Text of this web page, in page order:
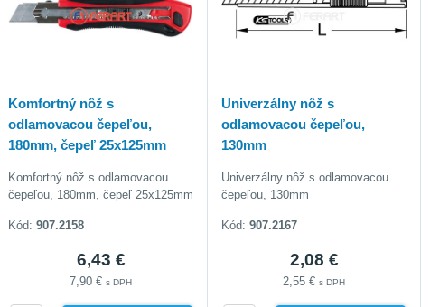
Komfortný nôž s
odlamovacou čepeľou,
180mm, čepeľ 25x125mm
Komfortný nôž s odlamovacou
čepeľou, 180mm, čepeľ 25x125mm
Kód:907.2158
6,43 €
7,90 €s DPH
Univerzálny nôž s
odlamovacou čepeľou,
130mm
Univerzálny nôž s odlamovacou
čepeľou, 130mm
Kód:907.2167
2,08 €
2,55 €s DPH